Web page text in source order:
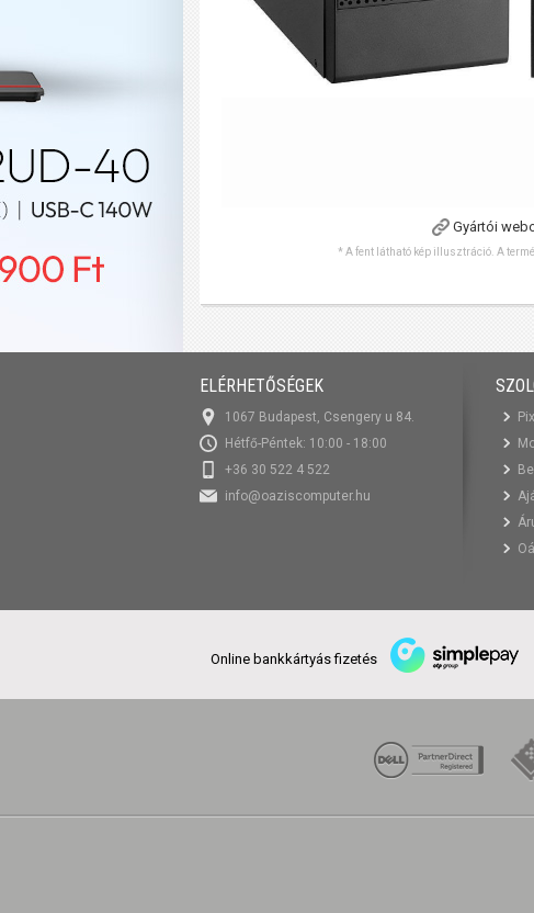
Gyártói
* A fent látható kép illusztráció. A
ELÉRHETŐSÉGEK
1067 Budapest, Csengery u 84.
Hétfő-Péntek: 10:00 - 18:00
+36 30 522 4 522
info@oaziscomputer.hu
Online bankkártyás fizetés